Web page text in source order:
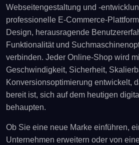
Webseitengestaltung und -
professionelle E-Commerce-
Design, herausragende
Funktionalität und
verbinden. Jeder Online-Shop wird
Geschwindigkeit, Sicherheit,
Konversionsoptimierung entwickelt,
bereit ist, sich auf dem heutigen
behaupten.
Ob Sie eine neue Marke einführen,
Unternehmen erweitern oder von